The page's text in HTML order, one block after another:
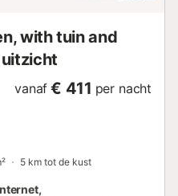
with tuin and
vanaf € 411 per nacht
5 km tot de kust